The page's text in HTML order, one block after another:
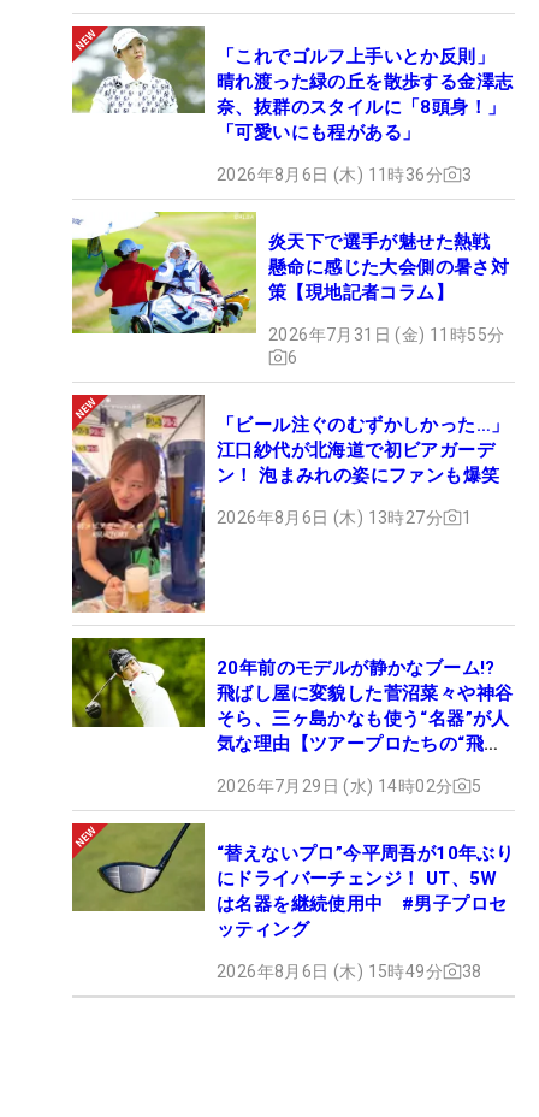
「これでゴルフ上手いとか反則」
晴れ渡った緑の丘を散歩する金澤志
奈、抜群のスタイルに「8頭身！」
「可愛いにも程がある」
2026年8月6日 (木) 11時36分 3
炎天下で選手が魅せた熱戦
懸命に感じた大会側の暑さ対
策【現地記者コラム】
2026年7月31日 (金) 11時55分
6
「ビール注ぐのむずかしかった…」
江口紗代が北海道で初ビアガーデ
ン！ 泡まみれの姿にファンも爆笑
2026年8月6日 (木) 13時27分 1
20年前のモデルが静かなブーム!?
飛ばし屋に変貌した菅沼菜々や神谷
そら、三ヶ島かなも使う“名器”が人
気な理由【ツアープロたちの“飛ば
2026年7月29日 (水) 14時02分 5
“替えないプロ”今平周吾が10年ぶり
にドライバーチェンジ！ UT、5W
は名器を継続使用中 #男子プロセ
ッティング
2026年8月6日 (木) 15時49分 38